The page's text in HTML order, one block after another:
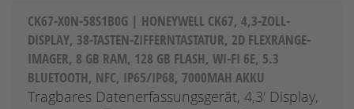
CK67-X0N-58S1B0G | HONEYWELL CK67, 4,3-ZOLL-
DISPLAY, 38-TASTEN-ZIFFERNTASTATUR, 2D FLEXRANGE-
IMAGER, 8 GB RAM, 128 GB FLASH, WI-FI 6E, 5.3
BLUETOOTH, NFC, IP65/IP68, 7000MAH AKKU
Tragbares Datenerfassungsgerät, 4,3' Display,